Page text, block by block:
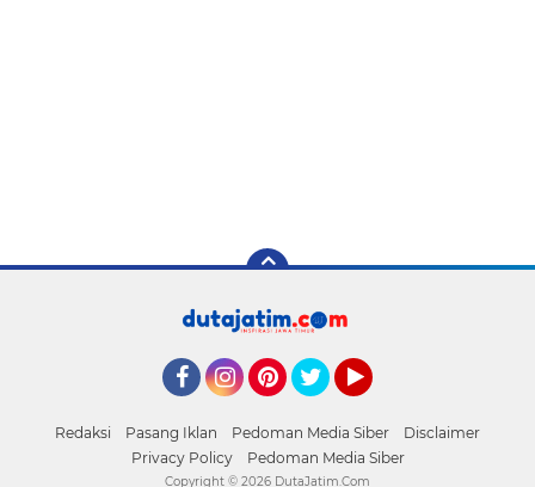
Redaksi Pasang Iklan Pedoman Media Siber
Disclaimer
Privacy Policy
Pedoman Media Siber
Copyright © 2026 DutaJatim.Com